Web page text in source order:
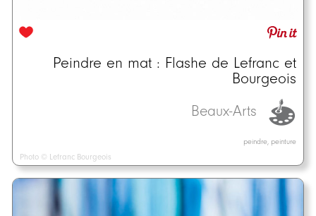
Peindre en mat : Flashe de Lefranc et
Bourgeois
Beaux-Arts
peindre, peinture
Photo © Lefranc Bourgeois